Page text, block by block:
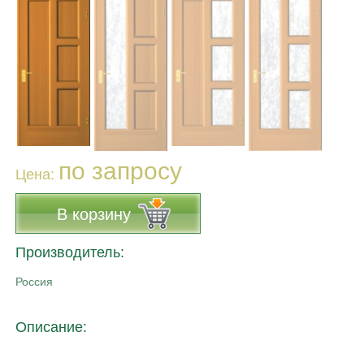
Цена: по запросу
В корзину
Производитель:
Россия
Описание: